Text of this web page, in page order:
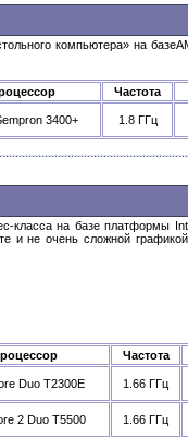
компьютера» на
Частота
3400+ 1.8 ГГц
класса на базе
и не очень сложной
Частота
Duo T2300E 1.66 ГГц
2 Duo T5500 1.66 ГГц